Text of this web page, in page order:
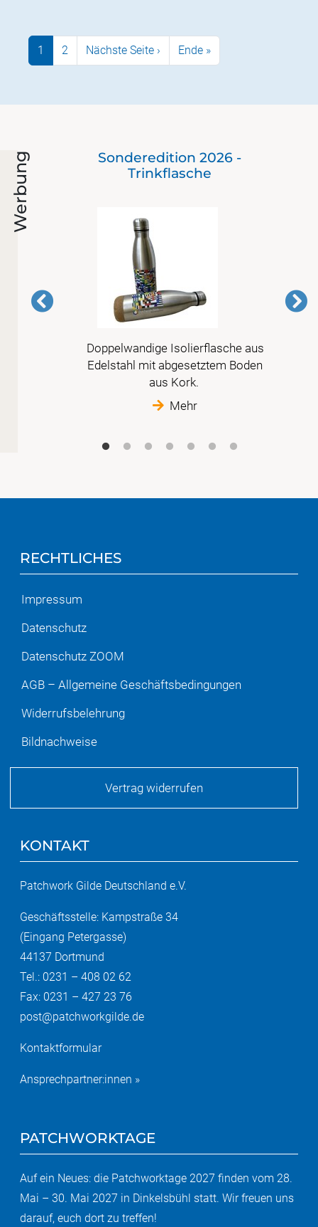
Seitennummerierung
1 2 Nächste Seite › Nächste Seite
Ende »Letzte Seite
Werbung
Sonderedition 2026 -
Trinkflasche
Doppelwandige Isolierflasche aus
Edelstahl mit abgesetztem Boden
aus Kork.
Mehr
RECHTLICHES
Impressum
Datenschutz
Datenschutz ZOOM
AGB – Allgemeine Geschäftsbedingungen
Widerrufsbelehrung
Bildnachweise
Vertrag widerrufen
KONTAKT
Patchwork Gilde Deutschland e.V.
Geschäftsstelle: Kampstraße 34
(Eingang Petergasse)
44137 Dortmund
Tel.: 0231 – 408 02 62
Fax: 0231 – 427 23 76
post@patchworkgilde.de
Kontaktformular
Ansprechpartner:innen »
PATCHWORKTAGE
Auf ein Neues: die Patchworktage 2027 finden vom 28.
Mai – 30. Mai 2027 in Dinkelsbühl statt. Wir freuen uns
darauf, euch dort zu treffen!